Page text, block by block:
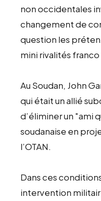
non occidentales
changement de
question les
mini rivalités franco
Au Soudan, John
qui était un allié
d’éliminer un "ami
soudanaise en
l’OTAN.
Dans ces
intervention